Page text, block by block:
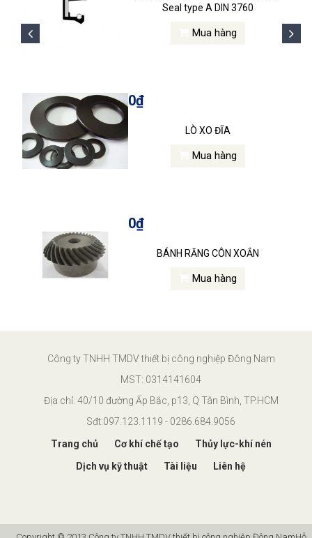
Seal type A DIN 3760
Mua hàng
0₫
LÒ XO ĐĨA
Mua hàng
0₫
BÁNH RĂNG CÔN XOẮN
Mua hàng
Công ty TNHH TMDV thiết bị công nghiệp Đông Nam
MST: 0314141604
Địa chỉ: 40/10 đường Ấp Bắc, p13, Q Tân Bình, TP.HCM
Sđt:097.123.1119 - 0286.684.9056
Trang chủ
Cơ khí chế tạo
Thủy lực-khí nén
Dịch vụ kỹ thuật
Tài liệu Liên hệ